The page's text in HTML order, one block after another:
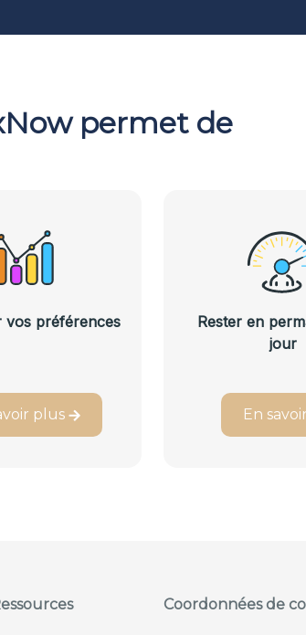
permet de
vos préférences
plus
Rester en
jour
En savoir
Coordonnées de